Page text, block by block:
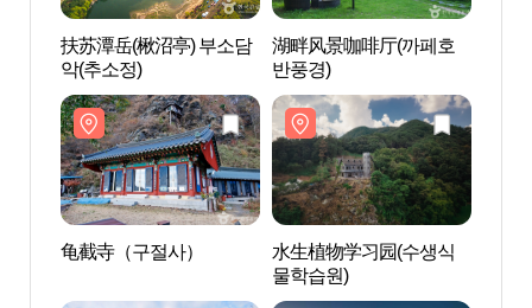
扶苏潭岳(楸沼亭) 부소담
악(추소정)
湖畔风景咖啡厅(까페호
반풍경)
龟截寺（구절사）
水生植物学习园(수생식
물학습원)